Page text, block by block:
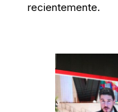
recientemente.